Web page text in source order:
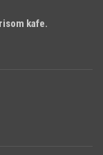
kafe.